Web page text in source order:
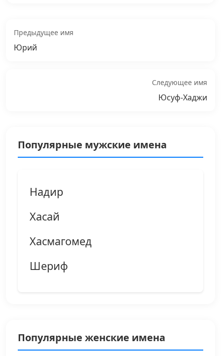
Предыдущее имя
Юрий
Следующее имя
Юсуф-Хаджи
Популярные мужские имена
Надир
Хасай
Хасмагомед
Шериф
Популярные женские имена